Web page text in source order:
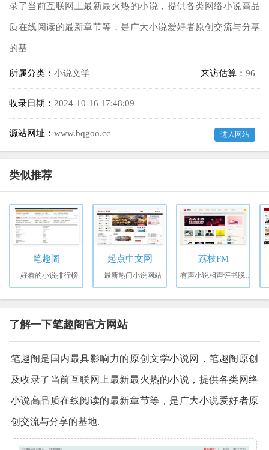
录了当前互联网上最新最火热的小说，提供各类网络小说高品
质在线阅读的最新章节等，是广大小说爱好者原创交流与分享
的基
所属分类： 小说文学 来访估算： 96
收录日期： 2024-10-16 17:48:09
源站网址： www.bqgoo.cc 进入网站
类似推荐
笔趣阁
好看的小说排行榜
起点中文网
最新热门小说网站
荔枝FM
了解一下笔趣阁官方网站
笔趣阁是国内最具影响力的原创文学小说网，笔趣阁原创
及收录了当前互联网上最新最火热的小说，提供各类网络
小说高品质在线阅读的最新章节等，是广大小说爱好者原
创交流与分享的基地.